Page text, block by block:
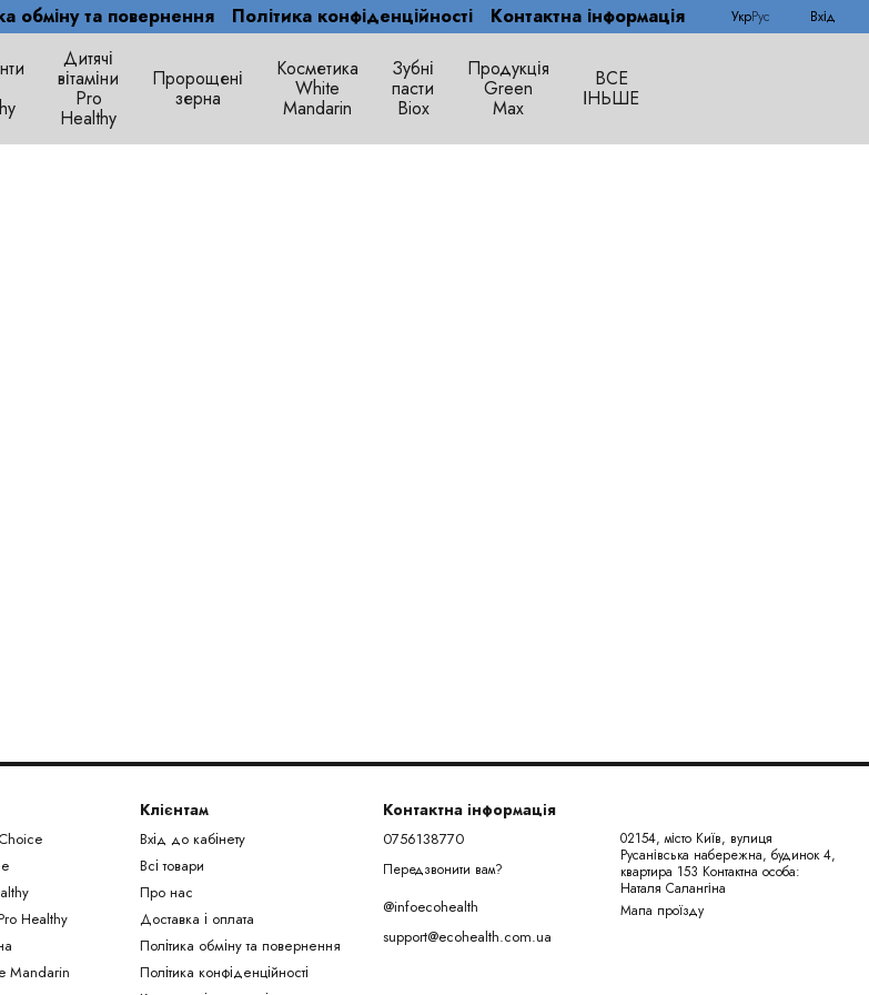
обміну та повернення Політика конфіденційності Контактна інформація УкрРус Вхід
Дитячі
вітаміни
Pro
Healthy
Пророщені
зерна
Косметика
White
Mandarin
Зубні
пасти
Biox
Продукція
Green
Max
ВСЕ
ІНЬШЕ
Healthy
Mandarin
Клієнтам
Вхід до кабінету
Всі товари
Про нас
Доставка і оплата
Політика обміну та повернення
Політика конфіденційності
Контактна інформація
0756138770
Передзвонити вам?
@infoecohealth
support@ecohealth.com.ua
02154, місто Київ, вулиця
Русанівська набережна, будинок 4,
квартира 153 Контактна особа:
Наталя Салангіна
Мапа проїзду